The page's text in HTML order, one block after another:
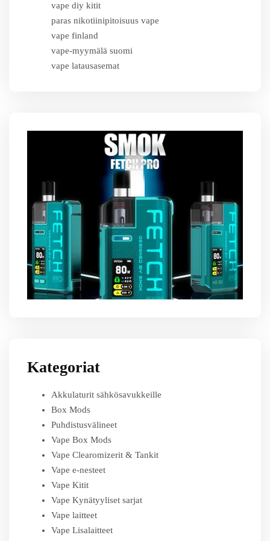
vape diy kitit
paras nikotiinipitoisuus vape
vape finland
vape-myymälä suomi
vape latausasemat
Kategoriat
Akkulaturit sähkösavukkeille
Box Mods
Puhdistusvälineet
Vape Box Mods
Vape Clearomizerit & Tankit
Vape e-nesteet
Vape Kitit
Vape Kynätyyliset sarjat
Vape laitteet
Vape Lisalaitteet